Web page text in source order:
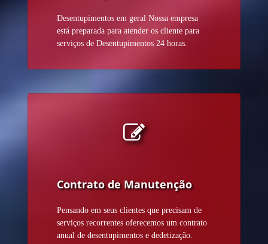
Desentupimentos em geral Nossa empresa
está preparada para atender os cliente para
serviços de Desentupimentos 24 horas.
Contrato de Manutenção
Pensando em seus clientes que precisam de
serviços recorrentes oferecemos um contrato
anual de desentupimentos e dedetização.